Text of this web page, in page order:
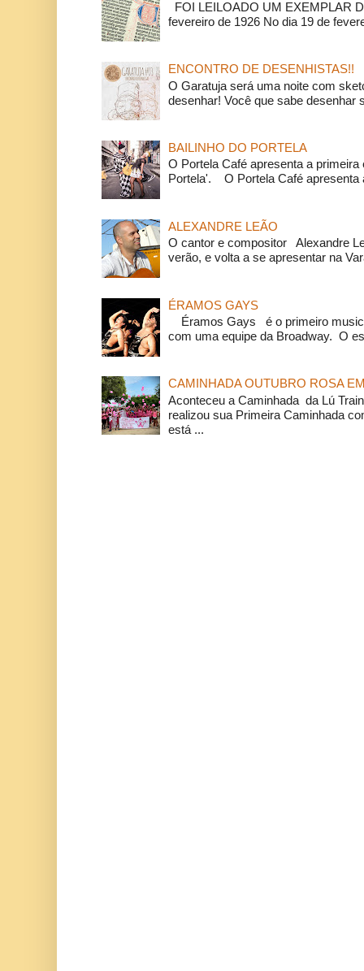
FOI LEILOADO UM EXEMPLAR
fevereiro de 1926 No dia 19 de
ENCONTRO DE DESENHISTAS!!
O Garatuja será uma noite com
desenhar! Você que sabe desenhar
BAILINHO DO PORTELA
O Portela Café apresenta a
Portela'. O Portela Café apresenta
ALEXANDRE LEÃO
O cantor e compositor Alexandre
verão, e volta a se apresentar na
ÉRAMOS GAYS
Éramos Gays é o primeiro
com uma equipe da Broadway. O
CAMINHADA OUTUBRO ROSA
Aconteceu a Caminhada da Lú
realizou sua Primeira Caminhada
está ...